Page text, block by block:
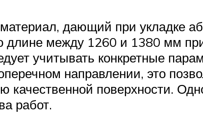
дающий при укладке
длине между 1260 и 1380 мм
учитывать конкретные
направлении, это
поверхности.
работ.